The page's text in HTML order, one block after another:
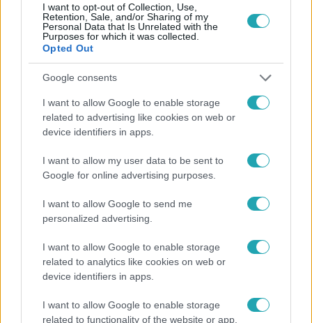
I want to opt-out of Collection, Use,
Retention, Sale, and/or Sharing of my
Personal Data that Is Unrelated with the
Purposes for which it was collected.
Opted Out
Google consents
I want to allow Google to enable storage
related to advertising like cookies on web or
device identifiers in apps.
I want to allow my user data to be sent to
Google for online advertising purposes.
I want to allow Google to send me
personalized advertising.
I want to allow Google to enable storage
related to analytics like cookies on web or
device identifiers in apps.
I want to allow Google to enable storage
related to functionality of the website or app.
Népszerű
Reggeli
„Magyarként nekem nagyon fura volt” –
Pusztai Olivér elárulta, milyen valójában az